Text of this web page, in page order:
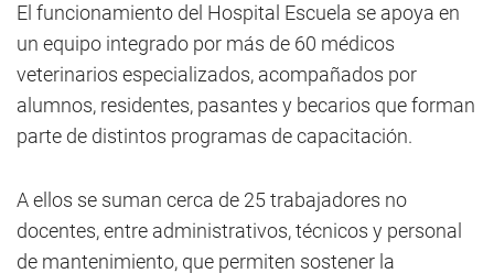
El funcionamiento del Hospital Escuela se apoya en
un equipo integrado por más de 60 médicos
veterinarios especializados, acompañados por
alumnos, residentes, pasantes y becarios que forman
parte de distintos programas de capacitación.
A ellos se suman cerca de 25 trabajadores no
docentes, entre administrativos, técnicos y personal
de mantenimiento, que permiten sostener la